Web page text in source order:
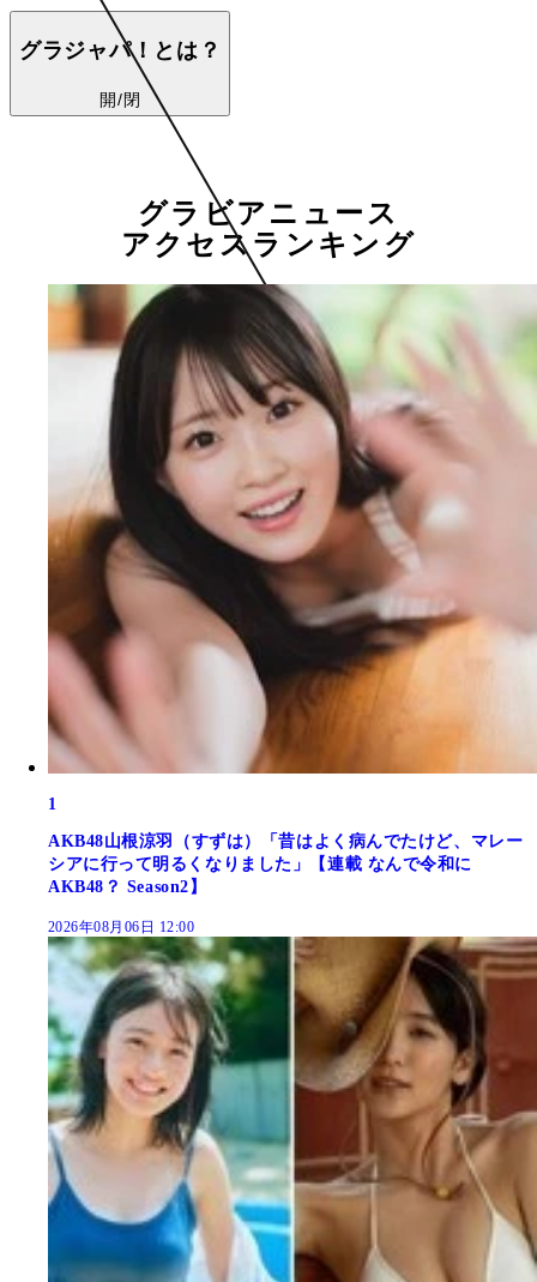
グラジャパ！とは？
開/閉
グラビアニュース
アクセスランキング
1
AKB48山根涼羽（すずは）「昔はよく病んでたけど、マレー
シアに行って明るくなりました」【連載 なんで令和に
AKB48？ Season2】
2026年08月06日 12:00